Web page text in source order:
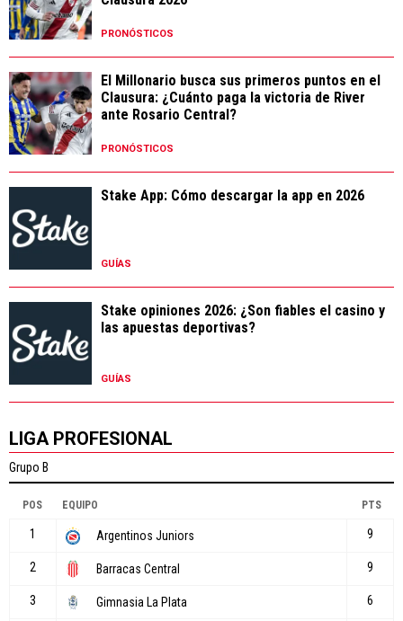
PRONÓSTICOS
El Millonario busca sus primeros puntos en el
Clausura: ¿Cuánto paga la victoria de River
ante Rosario Central?
PRONÓSTICOS
Stake App: Cómo descargar la app en 2026
GUÍAS
Stake opiniones 2026: ¿Son fiables el casino y
las apuestas deportivas?
GUÍAS
LIGA PROFESIONAL